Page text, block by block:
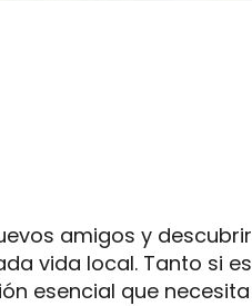
amigos y descubrir
vida local. Tanto si es
esencial que necesita